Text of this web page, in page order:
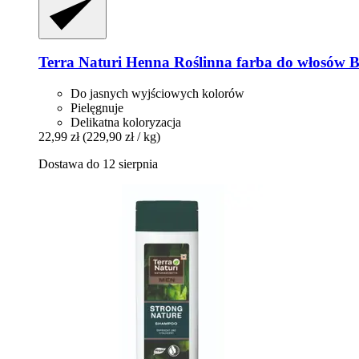
Terra Naturi Henna Roślinna farba do włosów
Do jasnych wyjściowych kolorów
Pielęgnuje
Delikatna koloryzacja
22,99 zł (229,90 zł / kg)
Dostawa do 12 sierpnia